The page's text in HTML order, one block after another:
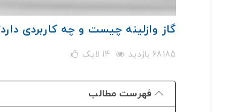
گاز وازلینه چیست و چه کاربردی
68185 بازدید 14 لایک
فهرست مطالب